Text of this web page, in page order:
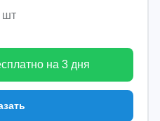
шт
на 3 дня